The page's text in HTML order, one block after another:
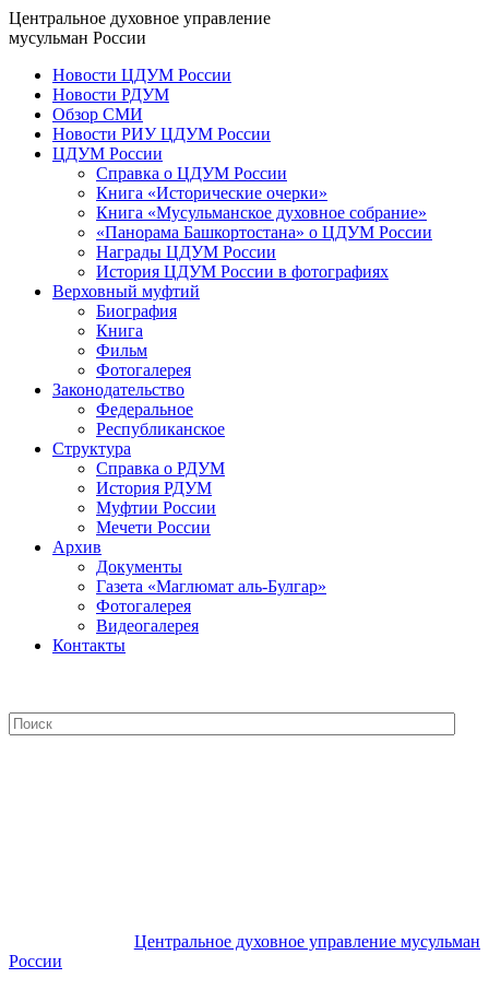
Центральное духовное управление
мусульман России
Новости ЦДУМ России
Новости РДУМ
Обзор СМИ
Новости РИУ ЦДУМ России
ЦДУМ России
Справка о ЦДУМ России
Книга «Исторические очерки»
Книга «Мусульманское духовное собрание»
«Панорама Башкортостана» о ЦДУМ России
Награды ЦДУМ России
История ЦДУМ России в фотографиях
Верховный муфтий
Биография
Книга
Фильм
Фотогалерея
Законодательство
Федеральное
Республиканское
Структура
Справка о РДУМ
История РДУМ
Муфтии России
Мечети России
Архив
Документы
Газета «Маглюмат аль-Булгар»
Фотогалерея
Видеогалерея
Контакты
Центральное духовное управление мусульман
России